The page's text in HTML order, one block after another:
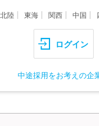
北陸 東海 関西 中国
ログイン
中途採用をお考えの企